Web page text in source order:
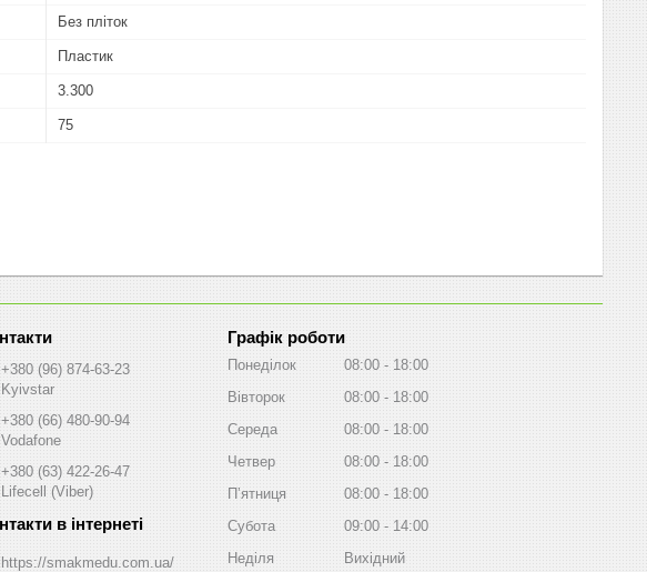
Без пліток
Пластик
3.300
75
+380 (96) 874-63-23
Kyivstar
+380 (66) 480-90-94
Vodafone
+380 (63) 422-26-47
Lifecell (Viber)
https://smakmedu.com.ua/
Графік роботи
Понеділок 08:00
18:00
Вівторок
08:00
18:00
Середа
08:00
18:00
Четвер
08:00
18:00
Пʼятниця
08:00
18:00
Субота
09:00
14:00
Неділя
Вихідний